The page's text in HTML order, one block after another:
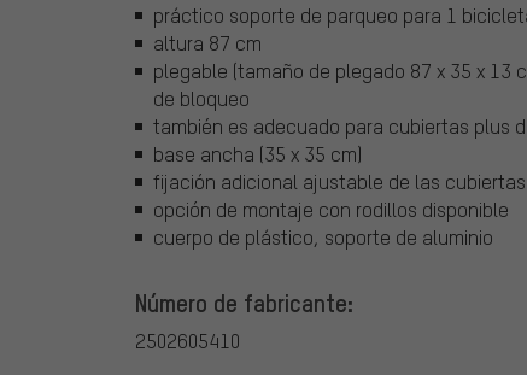
práctico soporte de parqueo para 1
altura 87 cm
plegable (tamaño de plegado 87 x 35 x 13
de bloqueo
también es adecuado para cubiertas plus
base ancha (35 x 35 cm)
fijación adicional ajustable de las
opción de montaje con rodillos disponible
cuerpo de plástico, soporte de aluminio
Número de fabricante:
2502605410